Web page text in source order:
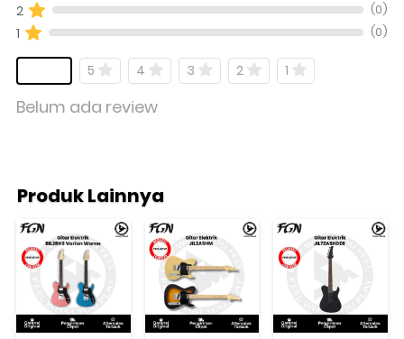
2 (0)
1 (0)
5 4 3 2 1
Belum ada review
Produk Lainnya